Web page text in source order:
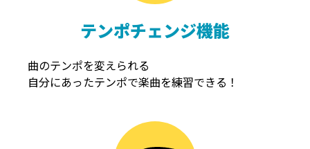
テンポチェンジ機能
曲のテンポを変えられる
自分にあったテンポで楽曲を練習できる！